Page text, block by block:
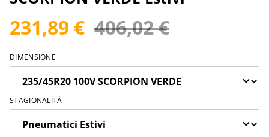
231,89 € 406,02 €
DIMENSIONE
STAGIONALITÀ